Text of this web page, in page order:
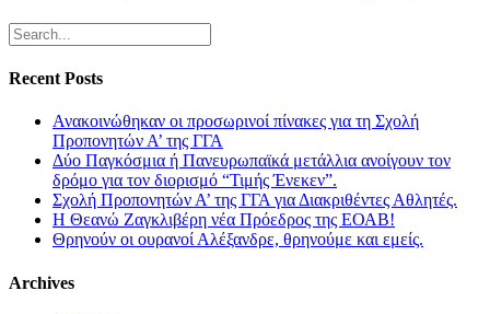
Recent Posts
Ανακοινώθηκαν οι προσωρινοί πίνακες για τη Σχολή
Προπονητών Α’ της ΓΓΑ
Δύο Παγκόσμια ή Πανευρωπαϊκά μετάλλια ανοίγουν τον
δρόμο για τον διορισμό “Τιμής Ένεκεν”.
Σχολή Προπονητών Α’ της ΓΓΑ για Διακριθέντες Αθλητές.
Η Θεανώ Ζαγκλιβέρη νέα Πρόεδρος της ΕΟΑΒ!
Θρηνούν οι ουρανοί Αλέξανδρε, θρηνούμε και εμείς.
Archives